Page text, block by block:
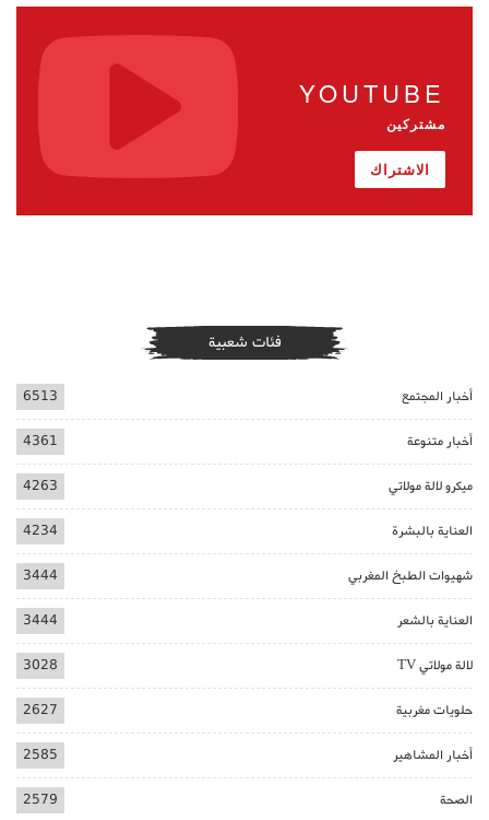
YOUTUBE
مشتركين
الاشتراك
فئات شعبية
أخبار المجتمع 6513
أخبار متنوعة 4361
ميكرو لالة مولاتي 4263
العناية بالبشرة 4234
شهيوات الطبخ المغربي 3444
العناية بالشعر 3444
لالة مولاتي TV 3028
حلويات مغربية 2627
أخبار المشاهير 2585
الصحة 2579